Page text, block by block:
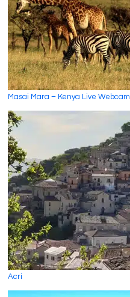
Masai Mara – Kenya Live Webcam
Acri